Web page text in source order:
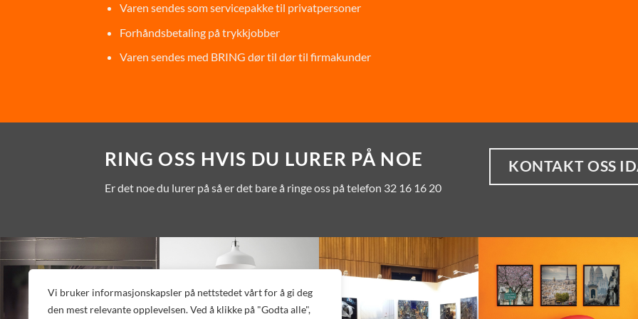
Vi bruker informasjonskapsler på nettstedet vårt for å gi deg
den mest relevante opplevelsen. Ved å klikke på "Godta alle",
Varen sendes som servicepakke til privatpersoner
Forhåndsbetaling på trykkjobber
Varen sendes med BRING dør til dør til firmakunder
RING OSS HVIS DU LURER PÅ NOE
Er det noe du lurer på så er det bare å ringe oss på telefon 32 16 16 20
KONTAKT OSS